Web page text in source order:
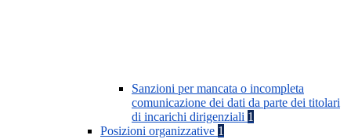
Sanzioni per mancata o incompleta
comunicazione dei dati da parte dei titolari
di incarichi dirigenziali 1
Posizioni organizzative 1